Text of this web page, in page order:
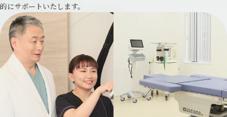
的にサポートいたします。